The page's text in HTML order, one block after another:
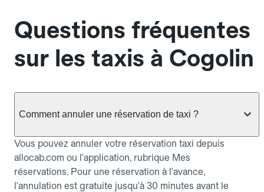
Questions fréquentes
sur les taxis à Cogolin
Comment annuler une réservation de taxi ?
Vous pouvez annuler votre réservation taxi depuis
allocab.com ou l'application, rubrique Mes
réservations. Pour une réservation à l'avance,
l'annulation est gratuite jusqu'à 30 minutes avant le